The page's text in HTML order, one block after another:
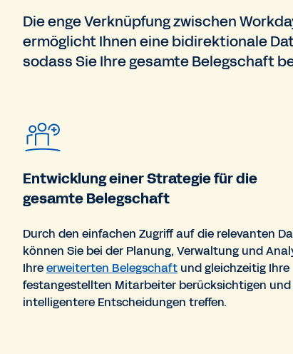
Die enge Verknüpfung zwischen
ermöglicht Ihnen eine bidirektionale
sodass Sie Ihre gesamte Belegschaft
Entwicklung einer Strategie für die
gesamte Belegschaft
Durch den einfachen Zugriff auf die relevanten
können Sie bei der Planung, Verwaltung und
Ihreerweiterten Belegschaft und gleichzeitig Ihre
festangestellten Mitarbeiter berücksichtigen und
intelligentere Entscheidungen treffen.